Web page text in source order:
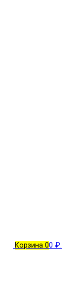
Корзина 00 ₽.